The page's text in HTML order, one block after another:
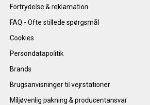
Fortrydelse & reklamation
FAQ - Ofte stillede spørgsmål
Cookies
Persondatapolitik
Brands
Brugsanvisninger til vejrstationer
Miljøvenlig pakning & producentansvar